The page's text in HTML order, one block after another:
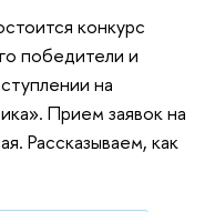
конкурс
победители и
на
Прием заявок на
Рассказываем, как